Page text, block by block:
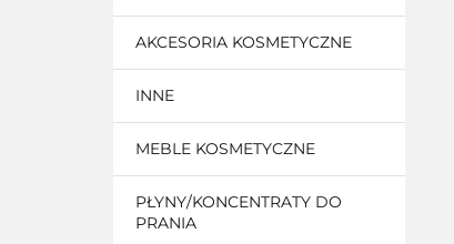
AKCESORIA KOSMETYCZNE
INNE
MEBLE KOSMETYCZNE
PŁYNY/KONCENTRATY DO
PRANIA